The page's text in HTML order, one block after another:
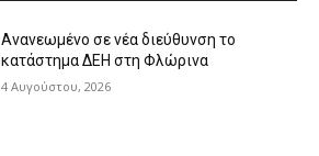
Ανανεωμένο σε νέα διεύθυνση το
κατάστημα ΔΕΗ στη Φλώρινα
4 Αυγούστου, 2026